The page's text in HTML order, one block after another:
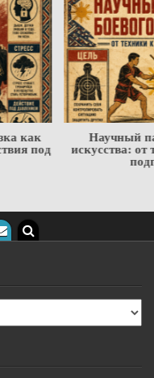
Научный паспорт
искусства: от техники к
подготовки